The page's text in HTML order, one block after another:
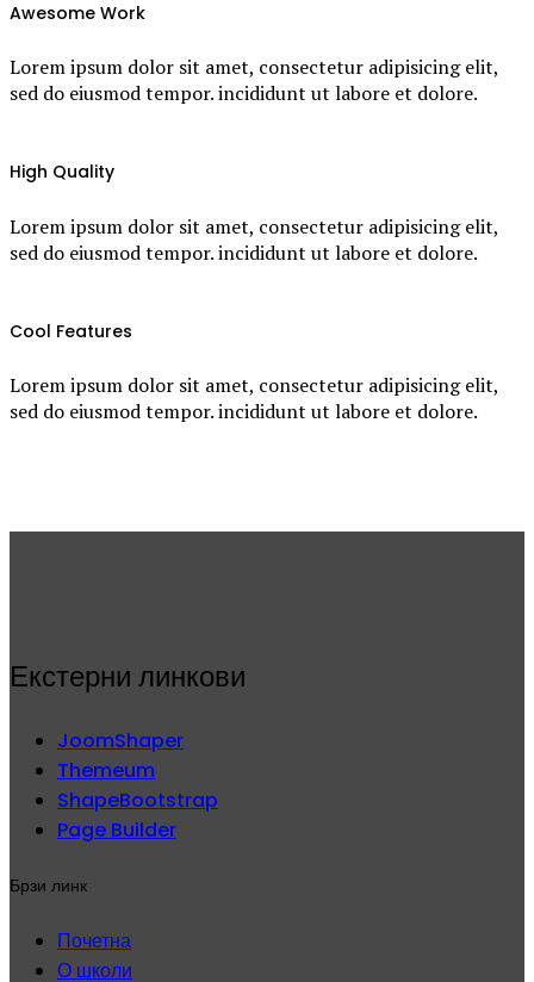
Awesome Work
Lorem ipsum dolor sit amet, consectetur adipisicing elit,
sed do eiusmod tempor. incididunt ut labore et dolore.
High Quality
Lorem ipsum dolor sit amet, consectetur adipisicing elit,
sed do eiusmod tempor. incididunt ut labore et dolore.
Cool Features
Lorem ipsum dolor sit amet, consectetur adipisicing elit,
sed do eiusmod tempor. incididunt ut labore et dolore.
Екстерни линкови
JoomShaper
Themeum
ShapeBootstrap
Page Builder
Брзи линк
Почетна
О школи